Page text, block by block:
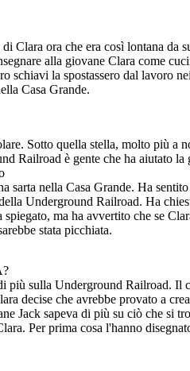
Clara ora che era così lontana da
alla giovane Clara come
schiavi la spostassero dal lavoro
Casa Grande.
Sotto quella stella, molto più a
Railroad è gente che ha aiutato la
sarta nella Casa Grande. Ha
Underground Railroad. Ha
ma ha avvertito che se
stata picchiata.
più sulla Underground Railroad. Il
decise che avrebbe provato a
Jack sapeva di più su ciò che si
Per prima cosa l'hanno